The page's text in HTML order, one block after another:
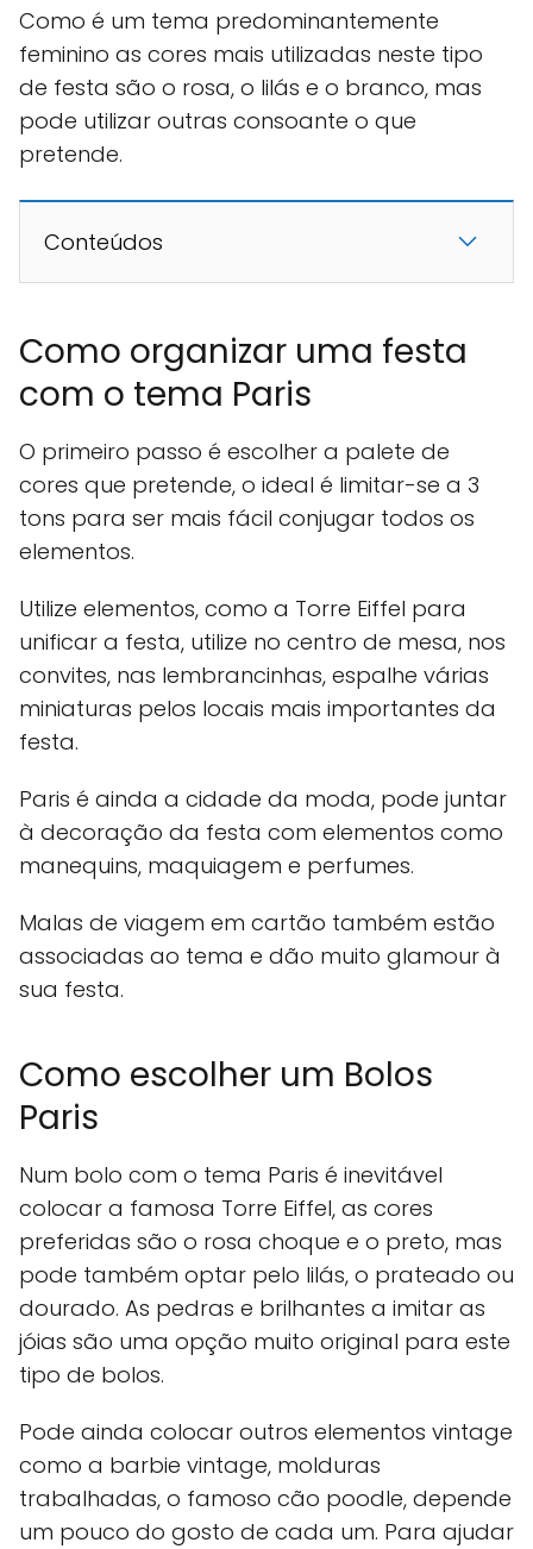
Como é um tema predominantemente
feminino as cores mais utilizadas neste tipo
de festa são o rosa, o lilás e o branco, mas
pode utilizar outras consoante o que
pretende.
Conteúdos
Como organizar uma festa
com o tema Paris
O primeiro passo é escolher a palete de
cores que pretende, o ideal é limitar-se a 3
tons para ser mais fácil conjugar todos os
elementos.
Utilize elementos, como a Torre Eiffel para
unificar a festa, utilize no centro de mesa, nos
convites, nas lembrancinhas, espalhe várias
miniaturas pelos locais mais importantes da
festa.
Paris é ainda a cidade da moda, pode juntar
à decoração da festa com elementos como
manequins, maquiagem e perfumes.
Malas de viagem em cartão também estão
associadas ao tema e dão muito glamour à
sua festa.
Como escolher um Bolos
Paris
Num bolo com o tema Paris é inevitável
colocar a famosa Torre Eiffel, as cores
preferidas são o rosa choque e o preto, mas
pode também optar pelo lilás, o prateado ou
dourado. As pedras e brilhantes a imitar as
jóias são uma opção muito original para este
tipo de bolos.
Pode ainda colocar outros elementos vintage
como a barbie vintage, molduras
trabalhadas, o famoso cão poodle, depende
um pouco do gosto de cada um. Para ajudar